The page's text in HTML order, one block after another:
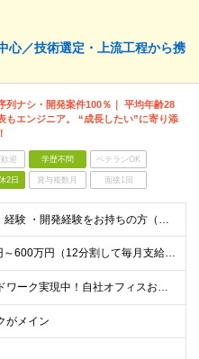
心／技術選定・上流工程から携
列ナシ・開発案件100％｜ 平均年齢28
もエンジニア。 “成長したい”に寄り添
迎 学歴不問 ベテランOK
2日 賞与複数月 面接1回
■ 必須スキル・経験 ・開発経験をお持ちの方（目安：3年以上） ・要件定義・基本設計など上流工程の実務経験 ・GitHubを利用したチーム開発経験 ※学歴・業界経験は問いません。 ■ こんな方にピ
☆年俸480万円～600万円（12分割して毎月支給、月額40万円～50万円） ◆昇給あり ※試用期間6ヶ月（期間中の給与、待遇、雇用形態等の差異はありません） ※前職の経験やスキルを考慮の上で決定い
☆ハイブリッドワーク実現中！自社オフィスおよびリモート勤務がメインとなります ＜本社＞東京都中央区八丁堀3-1-7 永井ビル2階 ＜和歌山オフィス＞和歌山県和歌山市湊紺屋町1-20 キノワ201 ※
がメイン